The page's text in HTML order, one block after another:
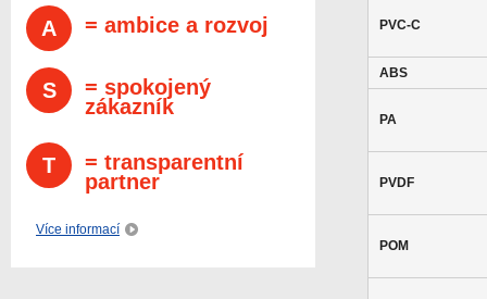
PVC-C
ABS
PA
PVDF
POM
A = ambice a rozvoj
S
= spokojený
zákazník
T
= transparentní
partner
Více informací